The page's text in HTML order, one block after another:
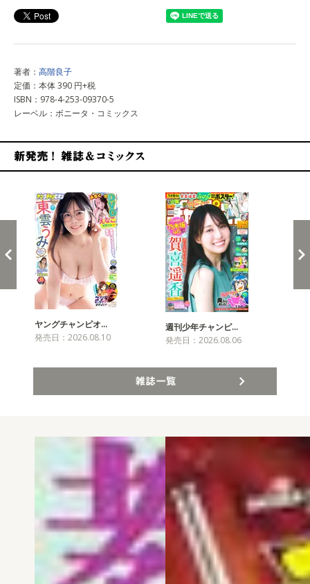
著者： 高階良子
定価：本体 390 円+税
ISBN：978-4-253-09370-5
レーベル：ボニータ・コミックス
ヤングチャンピオ…
発売日：2026.08.10
週刊少年チャンピ…
発売日：2026.08.06